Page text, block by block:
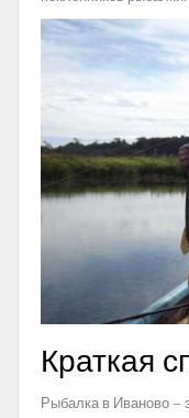
Краткая
Рыбалка в Иваново –